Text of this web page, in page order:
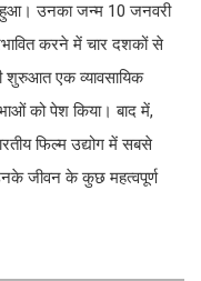
हुआ। उनका जन्म 10 जनवरी
करने में चार दशकों से
शुरुआत एक व्यावसायिक
को पेश किया। बाद में,
फिल्म उद्योग में सबसे
जीवन के कुछ महत्वपूर्ण